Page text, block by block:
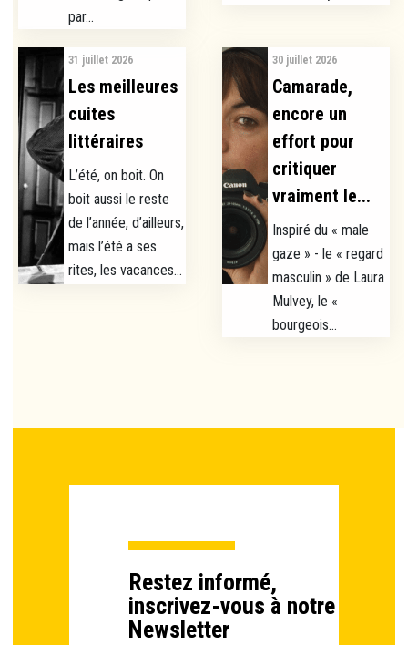
par...
31 juillet 2026
Les meilleures
cuites
littéraires
L’été, on boit. On
boit aussi le reste
de l’année, d’ailleurs,
mais l’été a ses
rites, les vacances...
30 juillet 2026
Camarade,
encore un
effort pour
critiquer
vraiment le...
Inspiré du « male
gaze » - le « regard
masculin » de Laura
Mulvey, le «
bourgeois...
Restez informé,
inscrivez-vous à notre
Newsletter